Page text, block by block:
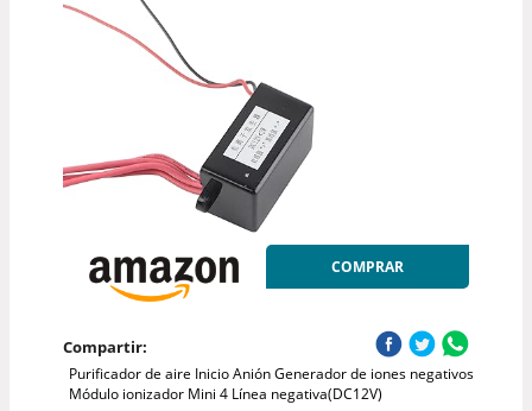
COMPRAR
Compartir:
Purificador de aire Inicio Anión Generador de iones negativos
Módulo ionizador Mini 4 Línea negativa(DC12V)